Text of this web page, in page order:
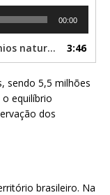
00:00
1. Amazônia é hoje um dos patrimônios naturais mais valiosos de toda a humanidade. 3:46
sendo 5,5 milhões
equilíbrio
dos
brasileiro. Na